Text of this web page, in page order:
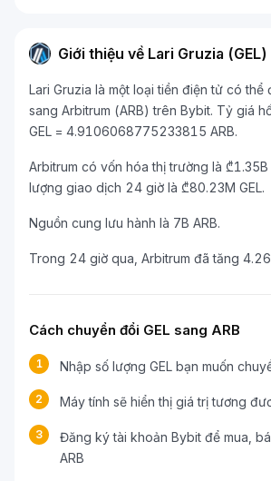
Giới thiệu về Lari Gruzia (GEL)
Lari Gruzia là một loại tiền điện tử có thể
sang Arbitrum (ARB) trên Bybit. Tỷ giá
GEL = 4.9106068775233815 ARB.
Arbitrum có vốn hóa thị trường là ₾1.35B
lượng giao dịch 24 giờ là ₾80.23M GEL.
Nguồn cung lưu hành là 7B ARB.
Trong 24 giờ qua, Arbitrum đã tăng
Cách chuyển đổi GEL sang ARB
1 Nhập số lượng GEL bạn muốn
2 Máy tính sẽ hiển thị giá trị tương
3
Đăng ký tài khoản Bybit để mua,
ARB